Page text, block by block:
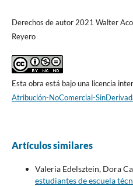
Derechos de autor 2021 Walter
Reyero
Esta obra está bajo una licencia
Atribución-NoComercial-
Artículos similares
Valeria Edelsztein, Dora
estudiantes de escuela